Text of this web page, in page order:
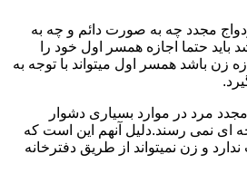
مجدد چه به صورت دائم و چه به
حتما اجازه همسر اول خود را
زن باشد همسر اول میتواند با توجه به
مجدد مرد در موارد بسیاری دشوار
ای نمی رسند.دلیل آنهم این است که
و زن نمیتواند از طریق دفترخانه